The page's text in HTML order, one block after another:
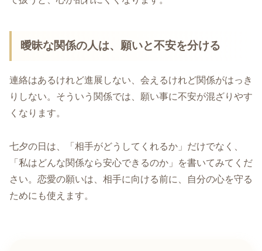
曖昧な関係の人は、願いと不安を分ける
連絡はあるけれど進展しない、会えるけれど関係がはっき
りしない。そういう関係では、願い事に不安が混ざりやす
くなります。
七夕の日は、「相手がどうしてくれるか」だけでなく、
「私はどんな関係なら安心できるのか」を書いてみてくだ
さい。恋愛の願いは、相手に向ける前に、自分の心を守る
ためにも使えます。